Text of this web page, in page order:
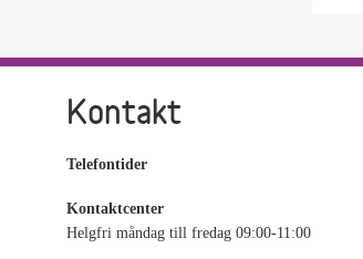
Kontakt
Telefontider
Kontaktcenter
Helgfri måndag till fredag 09:00-11:00